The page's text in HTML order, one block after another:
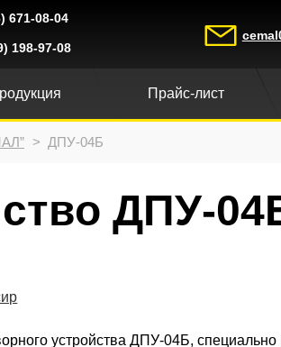
671-08-04
198-97-08
Прайс-лист
> ДПУ-04Б
ДПУ-
устройства ДПУ-04Б, специально